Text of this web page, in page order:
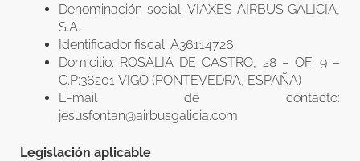
Denominación social: VIAXES AIRBUS GALICIA,
S.A.
Identificador fiscal: A36114726
Domicilio: ROSALIA DE CASTRO, 28 – OF. 9 –
C.P:36201 VIGO (PONTEVEDRA, ESPAÑA)
E-mail de contacto:
jesusfontan@airbusgalicia.com
Legislación aplicable